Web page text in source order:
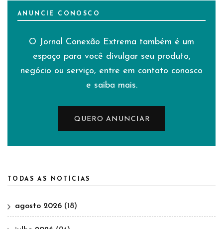
ANUNCIE CONOSCO
O Jornal Conexão Extrema também é um
espaço para você divulgar seu produto,
negócio ou serviço, entre em contato conosco
e saiba mais.
QUERO ANUNCIAR
TODAS AS NOTÍCIAS
agosto 2026 (18)